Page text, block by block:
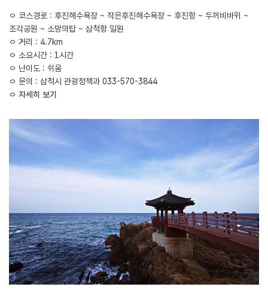
ㅇ 코스경로 : 후진해수욕장 ~ 작은후진해수욕장 ~ 후진항 ~ 두꺼비바위 ~
조각공원 ~ 소망의탑 ~ 삼척항 일원
ㅇ 거리 : 4.7km
ㅇ 소요시간 : 1시간
ㅇ 난이도 : 쉬움
ㅇ 문의 : 삼척시 관광정책과 033-570-3844
ㅇ 자세히 보기